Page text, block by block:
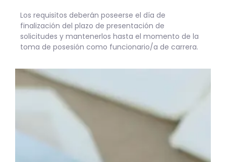
Los requisitos deberán poseerse el día de
finalización del plazo de presentación de
solicitudes y mantenerlos hasta el momento de la
toma de posesión como funcionario/a de carrera.